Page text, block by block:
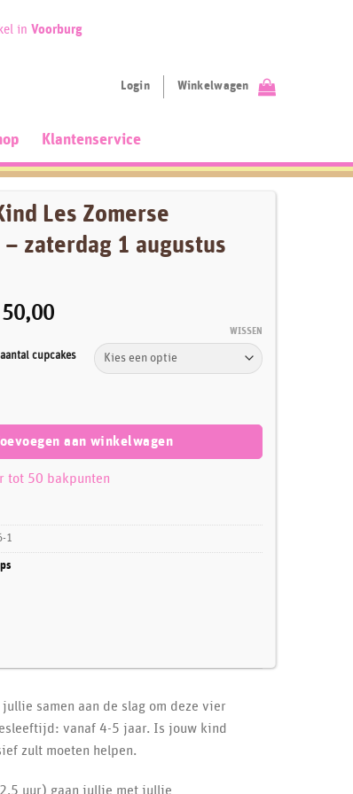
in Voorburg
Login Winkelwagen
Klantenservice
Les Zomerse
– zaterdag 1 augustus
Prijsklasse:
tot
€ 50,00
cupcakes
WISSEN
aan winkelwagen
tot 50 bakpunten
1
samen aan de slag om deze vier
vanaf 4-5 jaar. Is jouw kind
zult moeten helpen.
uur) gaan jullie met jullie